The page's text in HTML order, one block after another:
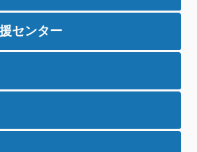
センター